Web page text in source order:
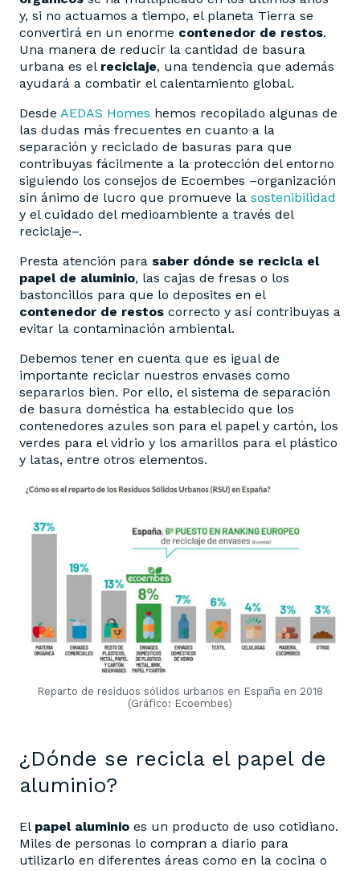
y, si no actuamos a tiempo, el planeta Tierra se
convertirá en un enorme contenedor de restos.
Una manera de reducir la cantidad de basura
urbana es el reciclaje, una tendencia que además
ayudará a combatir el calentamiento global.
Desde AEDAS Homes hemos recopilado algunas de
las dudas más frecuentes en cuanto a la
separación y reciclado de basuras para que
contribuyas fácilmente a la protección del entorno
siguiendo los consejos de Ecoembes –organización
sin ánimo de lucro que promueve la sostenibilidad
y el cuidado del medioambiente a través del
reciclaje–.
Presta atención para saber dónde se recicla el
papel de aluminio, las cajas de fresas o los
bastoncillos para que lo deposites en el
contenedor de restos correcto y así contribuyas a
evitar la contaminación ambiental.
Debemos tener en cuenta que es igual de
importante reciclar nuestros envases como
separarlos bien. Por ello, el sistema de separación
de basura doméstica ha establecido que los
contenedores azules son para el papel y cartón, los
verdes para el vidrio y los amarillos para el plástico
y latas, entre otros elementos.
Reparto de residuos sólidos urbanos en España en 2018
(Gráfico: Ecoembes)
¿Dónde se recicla el papel de
aluminio?
El papel aluminio es un producto de uso cotidiano.
Miles de personas lo compran a diario para
utilizarlo en diferentes áreas como en la cocina o